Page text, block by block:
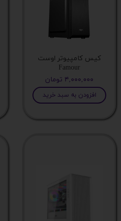
جایگاه فن در پنل پشت
تعداد فن های قابل پشتیبانی
گارانتی
ارتفاع پایه کیس
میزان عمق فضای مدیریت کابل
طول منبع‌تغذیه
کیس کامپیوتر اوست
Famour
۴,۰۰۰,۰۰۰ تومان
افزودن به سبد خرید